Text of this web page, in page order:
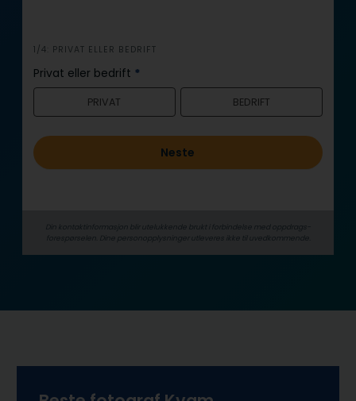
i
n
n
o
d
1/4: PRIVAT ELLER BEDRIFT
Privat eller bedrift *
PRIVAT BEDRIFT
Neste
Din kontaktinformasjon blir utelukkende brukt i forbindelse med oppdrags­
forespørselen. Dine person­­opplysninger utleveres ikke til uvedkommende.